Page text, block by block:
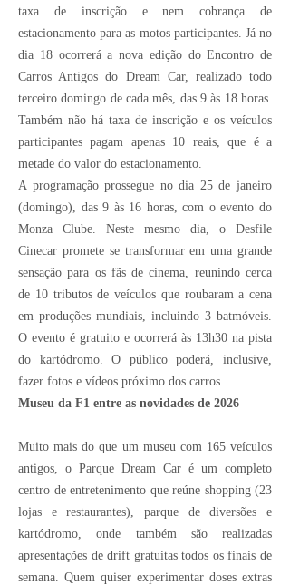
taxa de inscrição e nem cobrança de
estacionamento para as motos participantes. Já no
dia 18 ocorrerá a nova edição do Encontro de
Carros Antigos do Dream Car, realizado todo
terceiro domingo de cada mês, das 9 às 18 horas.
Também não há taxa de inscrição e os veículos
participantes pagam apenas 10 reais, que é a
metade do valor do estacionamento.
A programação prossegue no dia 25 de janeiro
(domingo), das 9 às 16 horas, com o evento do
Monza Clube. Neste mesmo dia, o Desfile
Cinecar promete se transformar em uma grande
sensação para os fãs de cinema, reunindo cerca
de 10 tributos de veículos que roubaram a cena
em produções mundiais, incluindo 3 batmóveis.
O evento é gratuito e ocorrerá às 13h30 na pista
do kartódromo. O público poderá, inclusive,
fazer fotos e vídeos próximo dos carros.
Museu da F1 entre as novidades de 2026
Muito mais do que um museu com 165 veículos
antigos, o Parque Dream Car é um completo
centro de entretenimento que reúne shopping (23
lojas e restaurantes), parque de diversões e
kartódromo, onde também são realizadas
apresentações de drift gratuitas todos os finais de
semana. Quem quiser experimentar doses extras